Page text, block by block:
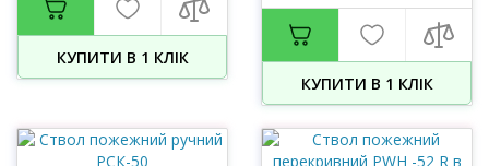
КУПИТИ В 1 КЛIК
КУПИТИ В 1 КЛIК